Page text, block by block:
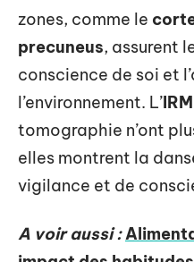
zones, comme le
precuneus, assurent
conscience de soi et
l’environnement. L’
tomographie n’ont
elles montrent la
vigilance et de
A voir aussi :